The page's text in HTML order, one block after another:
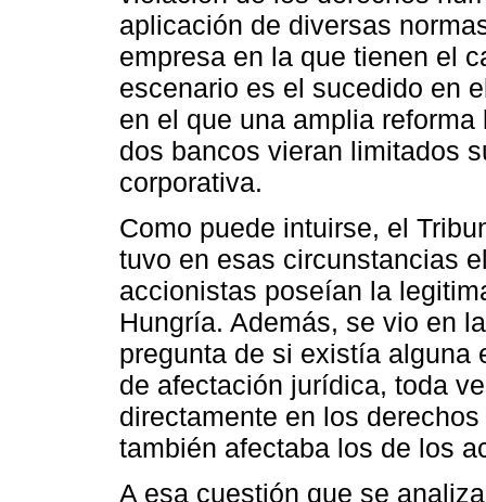
aplicación de diversas
empresa en la que tienen el
escenario es el sucedido en
en el que una amplia
dos bancos vieran limitados
corporativa.
Como puede intuirse, el
tuvo en esas circunstancias
accionistas poseían la
Hungría. Además, se vio en
pregunta de si existía alguna
de afectación jurídica, toda
directamente en los
también afectaba los de los
A esa cuestión que se